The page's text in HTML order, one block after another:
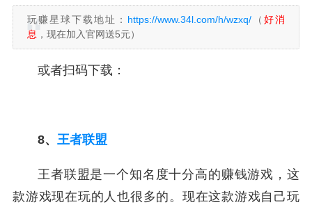
玩赚星球下载地址： https://www.34l.com/h/wzxq/ （ 好消
息 ，现在加入官网送5元）
或者扫码下载：
8、 王者联盟
王者联盟是一个知名度十分高的赚钱游戏，这
款游戏现在玩的人也很多的。现在这款游戏自己玩